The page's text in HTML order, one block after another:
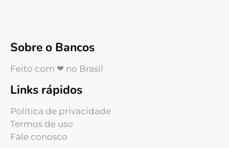
Sobre o Bancos
Feito com ❤ no Brasil
Links rápidos
Política de privacidade
Termos de uso
Fale conosco